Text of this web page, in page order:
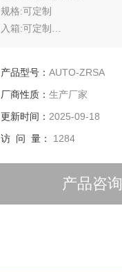
规格:可定制
入箱:可定制
产品型号： AUTO-ZRSA
厂商性质： 生产厂家
更新时间： 2025-09-18
访 问 量： 1284
产品咨询